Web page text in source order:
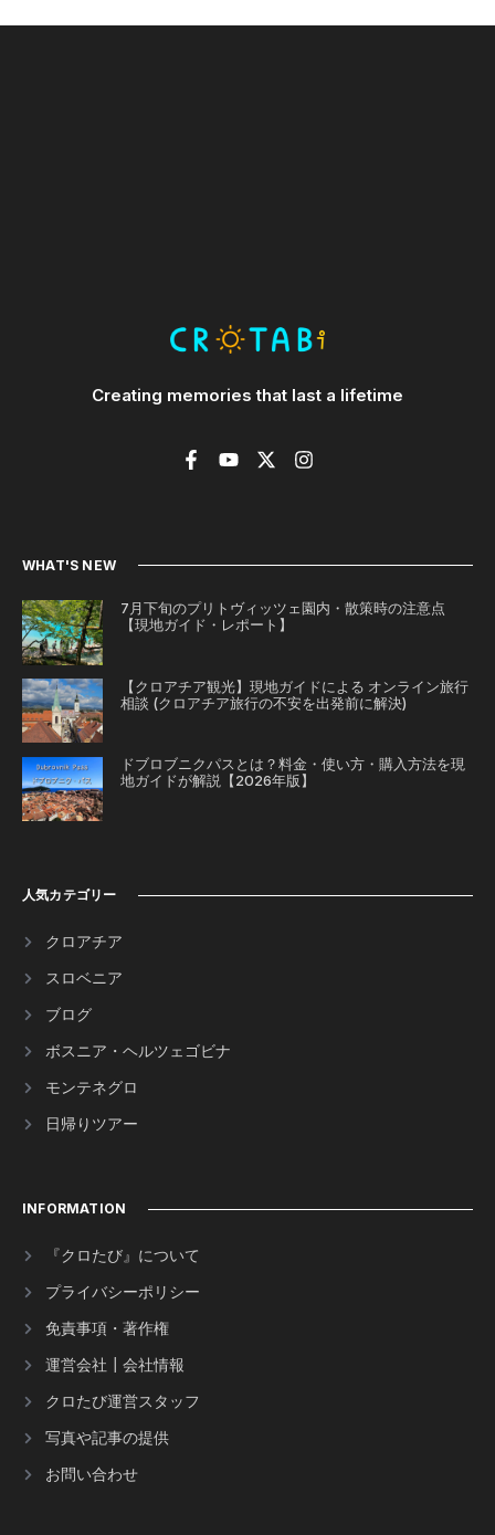
Creating memories that last a lifetime
WHAT'S NEW
7月下旬のプリトヴィッツェ園内・散策時の注意点
【現地ガイド・レポート】
【クロアチア観光】現地ガイドによる オンライン旅行
相談 (クロアチア旅行の不安を出発前に解決)
ドブロブニクパスとは？料金・使い方・購入方法を現
地ガイドが解説【2026年版】
人気カテゴリー
クロアチア
スロベニア
ブログ
ボスニア・ヘルツェゴビナ
モンテネグロ
日帰りツアー
INFORMATION
『クロたび』について
プライバシーポリシー
免責事項・著作権
運営会社┃会社情報
クロたび運営スタッフ
写真や記事の提供
お問い合わせ